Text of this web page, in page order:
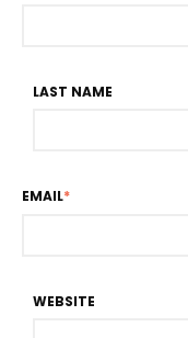
LAST NAME
EMAIL*
WEBSITE